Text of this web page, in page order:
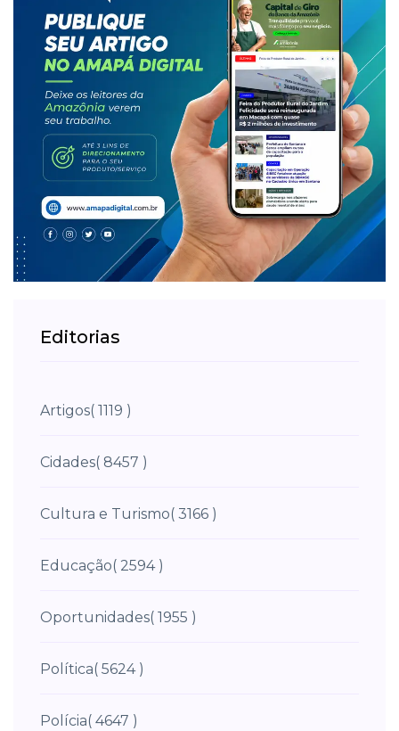
Editorias
Artigos( 1119 )
Cidades( 8457 )
Cultura e Turismo( 3166 )
Educação( 2594 )
Oportunidades( 1955 )
Política( 5624 )
Polícia( 4647 )